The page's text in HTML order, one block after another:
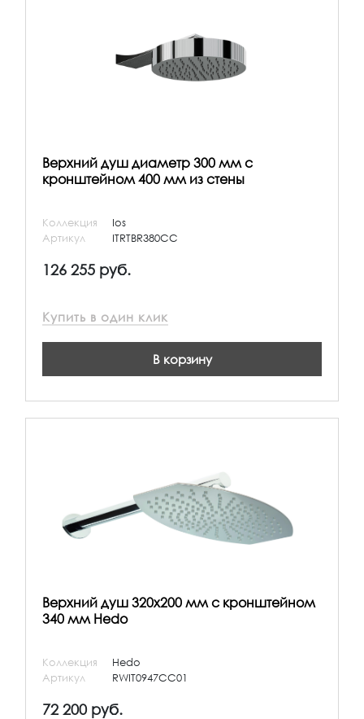
Верхний душ диаметр 300 мм с
кронштейном 400 мм из стены
Коллекция
Ios
Артикул
ITRTBR380CC
126 255 руб.
Купить в один клик
В корзину
Верхний душ 320х200 мм с кронштейном
340 мм Hedo
Коллекция
Hedo
Артикул
RWIT0947CC01
72 200 руб.